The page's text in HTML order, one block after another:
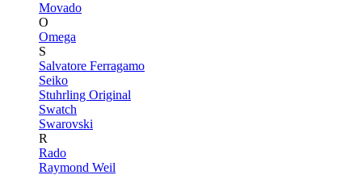
Movado
O
Omega
S
Salvatore Ferragamo
Seiko
Stuhrling Original
Swatch
Swarovski
R
Rado
Raymond Weil